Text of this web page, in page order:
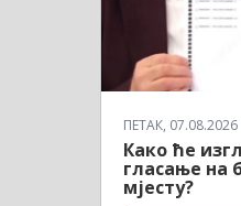
ПЕТАК,
Како ће
гласање на
мјесту?